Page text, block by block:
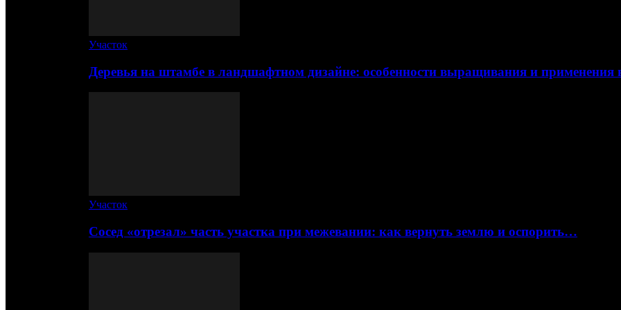
Участок
Деревья на штамбе в ландшафтном дизайне: особенности выращивания и
Участок
Сосед «отрезал» часть участка при межевании: как вернуть землю и оспорить…